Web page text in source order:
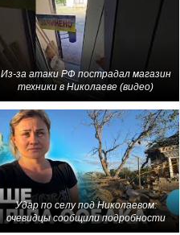
Из-за атаки РФ пострадал магазин
техники в Николаеве (видео)
Удар по селу под Николаевом:
очевидцы сообщили подробности